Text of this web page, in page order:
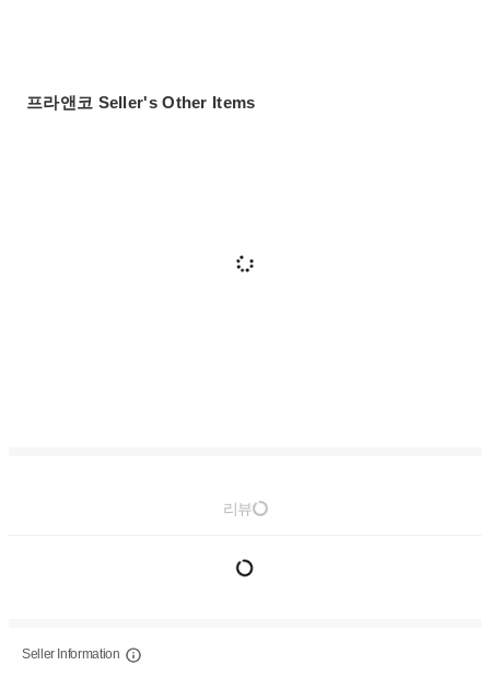
프라앤코 Seller's Other Items
리뷰
Seller Information